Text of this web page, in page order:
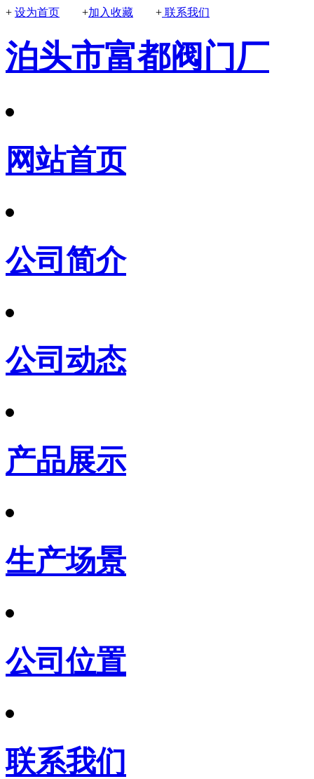
+ 设为首页 +加入收藏 + 联系我们
泊头市富都阀门厂
网站首页
公司简介
公司动态
产品展示
生产场景
公司位置
联系我们